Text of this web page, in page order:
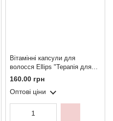
Вітамінні капсули для
волосся Ellips "Терапія для
волосся" з олією Жожоба - 8
160.00 грн
Оптові ціни